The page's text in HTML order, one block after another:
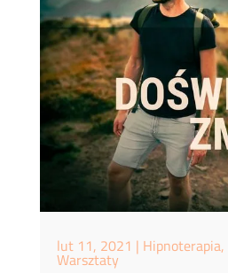
lut 11, 2021 | Hipnoterapia,
Warsztaty